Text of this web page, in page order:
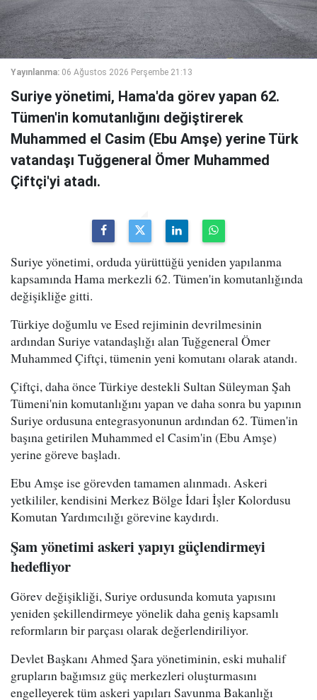
Yayınlanma: 06 Ağustos 2026 Perşembe 21:13
Suriye yönetimi, Hama'da görev yapan 62.
Tümen'in komutanlığını değiştirerek
Muhammed el Casim (Ebu Amşe) yerine Türk
vatandaşı Tuğgeneral Ömer Muhammed
Çiftçi'yi atadı.
Suriye yönetimi, orduda yürüttüğü yeniden yapılanma
kapsamında Hama merkezli 62. Tümen'in komutanlığında
değişikliğe gitti.
Türkiye doğumlu ve Esed rejiminin devrilmesinin
ardından Suriye vatandaşlığı alan Tuğgeneral Ömer
Muhammed Çiftçi, tümenin yeni komutanı olarak atandı.
Çiftçi, daha önce Türkiye destekli Sultan Süleyman Şah
Tümeni'nin komutanlığını yapan ve daha sonra bu yapının
Suriye ordusuna entegrasyonunun ardından 62. Tümen'in
başına getirilen Muhammed el Casim'in (Ebu Amşe)
yerine göreve başladı.
Ebu Amşe ise görevden tamamen alınmadı. Askeri
yetkililer, kendisini Merkez Bölge İdari İşler Kolordusu
Komutan Yardımcılığı görevine kaydırdı.
Şam yönetimi askeri yapıyı güçlendirmeyi
hedefliyor
Görev değişikliği, Suriye ordusunda komuta yapısını
yeniden şekillendirmeye yönelik daha geniş kapsamlı
reformların bir parçası olarak değerlendiriliyor.
Devlet Başkanı Ahmed Şara yönetiminin, eski muhalif
grupların bağımsız güç merkezleri oluşturmasını
engelleyerek tüm askeri yapıları Savunma Bakanlığı